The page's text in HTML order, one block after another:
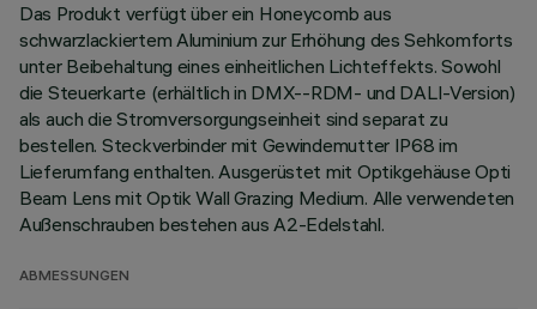
Das Produkt verfügt über ein Honeycomb aus
schwarzlackiertem Aluminium zur Erhöhung des Sehkomforts
unter Beibehaltung eines einheitlichen Lichteffekts. Sowohl
die Steuerkarte (erhältlich in DMX--RDM- und DALI-Version)
als auch die Stromversorgungseinheit sind separat zu
bestellen. Steckverbinder mit Gewindemutter IP68 im
Lieferumfang enthalten. Ausgerüstet mit Optikgehäuse Opti
Beam Lens mit Optik Wall Grazing Medium. Alle verwendeten
Außenschrauben bestehen aus A2-Edelstahl.
ABMESSUNGEN